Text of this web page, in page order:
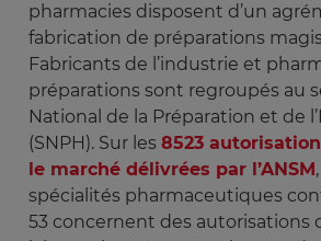
pharmacies disposent d’un
fabrication de préparations
Fabricants de l’industrie et
préparations sont regroupés au
National de la Préparation et de
(SNPH). Sur les 8523
le marché délivrées par l’ANSM
spécialités pharmaceutiques
53 concernent des autorisations